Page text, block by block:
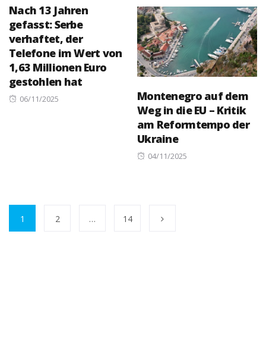
Nach 13 Jahren
gefasst: Serbe
verhaftet, der
Telefone im Wert von
1,63 Millionen Euro
gestohlen hat
Posted
06/11/2025
Montenegro auf dem
Weg in die EU – Kritik
am Reformtempo der
Ukraine
Posted
04/11/2025
1 2 … 14